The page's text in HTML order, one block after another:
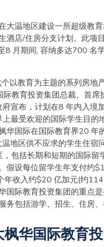
大温地区建设一所超级教
酒店/住房分支计划。此项
8 月期间, 容纳多达700 名
以教育为主题的系列房地
际教育投资集团总裁、首
宣布，计划在8 年内入境
最受欢迎的国际学生目
华国际在国际教育界20 年
温地区供不应求的学生住
，包括长期和短期的国际
假设每位留学生年支付约
年收入约$20 亿加元(约
国际教育投资集团的重点
务包括游学、招生、住房
华国际教育投